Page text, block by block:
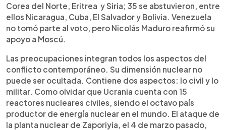
Corea del Norte, Eritrea y Siria; 35 se abstuvieron, entre
ellos Nicaragua, Cuba, El Salvador y Bolivia. Venezuela
no tomó parte al voto, pero Nicolás Maduro reafirmó su
apoyo a Moscú.
Las preocupaciones integran todos los aspectos del
conflicto contemporáneo. Su dimensión nuclear no
puede ser ocultada. Contiene dos aspectos: lo civil y lo
militar. Como olvidar que Ucrania cuenta con 15
reactores nucleares civiles, siendo el octavo país
productor de energía nuclear en el mundo. El ataque de
la planta nuclear de Zaporiyia, el 4 de marzo pasado,